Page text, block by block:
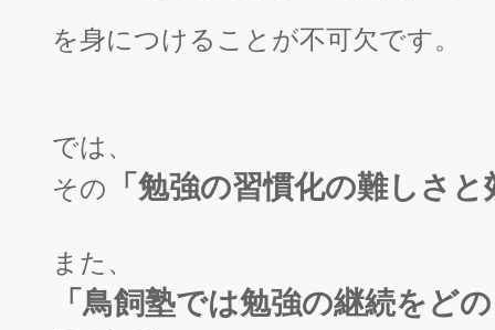
を身につけることが不可欠です。
では、
その 「勉強の習慣化の難しさと
また、
「鳥飼塾では勉強の継続をど